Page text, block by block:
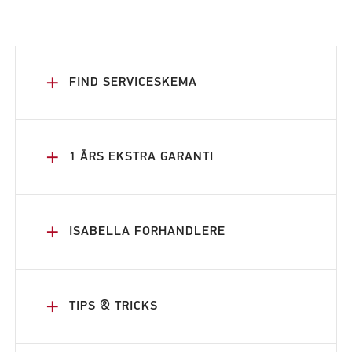
FIND SERVICESKEMA
add
1 ÅRS EKSTRA GARANTI
add
ISABELLA FORHANDLERE
add
TIPS & TRICKS
add